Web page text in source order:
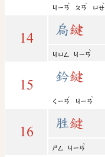
ㄐㄧㄢ
ˋ
ㄆㄢ
ˊ
ㄩㄝ
ˋ
14
扃鍵
ㄐㄩㄥ ㄐㄧㄢ
ˋ
15
鈐鍵
ㄑㄧㄢ
ˊ
ㄐㄧㄢ
ˋ
16
胜鍵
ㄕㄥ ㄐㄧㄢ
ˋ